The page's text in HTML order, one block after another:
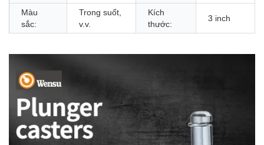
Màu
sắc:
Trong suốt,
v.v.
Kích
thước:
3 inch